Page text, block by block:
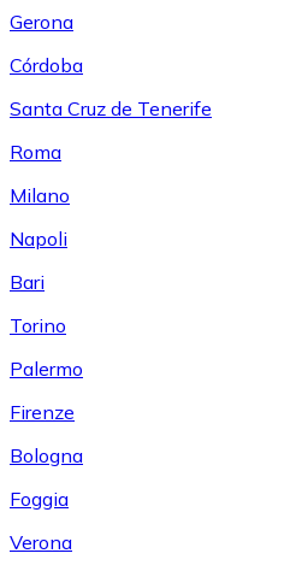
Gerona
Córdoba
Santa Cruz de Tenerife
Roma
Milano
Napoli
Bari
Torino
Palermo
Firenze
Bologna
Foggia
Verona